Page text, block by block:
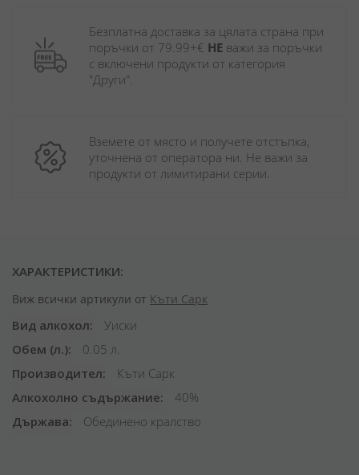
Безплатна доставка за цялата страна при
поръчки от 79.99+€ НЕ важи за поръчки
с включени продукти от категория
"Други".
Вземете от място и получете отстъпка,
уточнена от оператора ни. Не важи за
продукти от лимитирани серии.
ХАРАКТЕРИСТИКИ:
Виж всички артикули от Къти Сарк
Вид алкохол
Уиски
Обем (л.)
0.05 л.
Производител
Къти Сарк
Алкохолно съдържание
40%
Държава
Обединено кралство